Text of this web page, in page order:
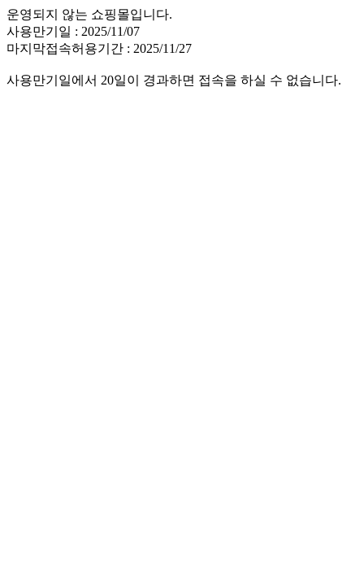
운영되지 않는 쇼핑몰입니다.
사용만기일 : 2025/11/07
마지막접속허용기간 : 2025/11/27
사용만기일에서 20일이 경과하면 접속을 하실 수 없습니다.